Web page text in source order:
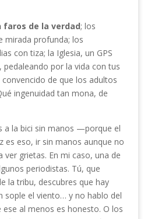
faros de la verdad; los
mirada profunda; los
con tiza; la Iglesia, un GPS
pedaleando por la vida con tus
de que los adultos
ingenuidad tan mona, de
a la bici sin manos —porque el
es eso, ir sin manos aunque no
grietas. En mi caso, una de
periodistas. Tú, que
la tribu, descubres que hay
sople el viento… y no hablo del
al menos es honesto. O los